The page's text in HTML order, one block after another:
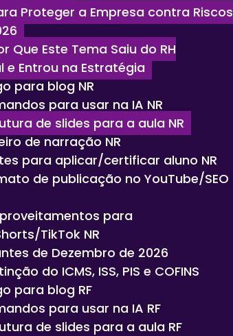
Proteger a Empresa contra Riscos
Que Este Tema Saiu do RH
e Entrou na Estratégia
para blog NR
para usar na IA NR
de slides para a aula NR
de narração NR
para aplicar/certificar aluno NR
de publicação no YouTube/SEO
para
TikTok NR
de Dezembro de 2026
do ICMS, ISS, PIS e COFINS
para blog RF
para usar na IA RF
de slides para a aula RF